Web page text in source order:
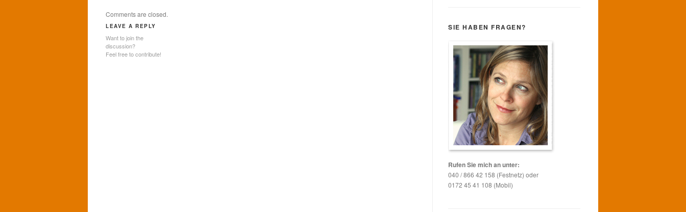
Comments are closed.
LEAVE A REPLY
Want to join the
discussion?
Feel free to contribute!
SIE HABEN FRAGEN?
Rufen Sie mich an unter:
040 / 866 42 158 (Festnetz) oder
0172 45 41 108 (Mobil)